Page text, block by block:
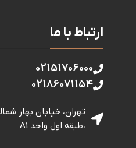
ارتباط با ما
02151706000
02186071154
،طبقه اول واحد A1